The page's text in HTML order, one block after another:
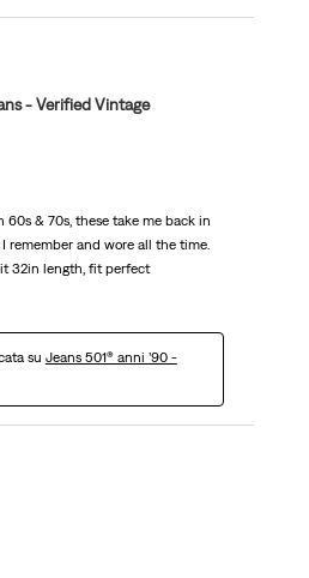
- Verified Vintage
60s & 70s, these take me back in
remember and wore all the time.
32in length, fit perfect
su Jeans 501® anni ’90 -